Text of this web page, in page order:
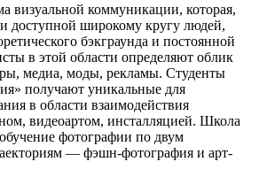
визуальной коммуникации, которая,
доступной широкому кругу людей,
бэкграунда и постоянной
в этой области определяют облик
медиа, моды, рекламы. Студенты
получают уникальные для
в области взаимодействия
видеоартом, инсталляцией. Школа
фотографии по двум
— фэшн-фотография и арт-